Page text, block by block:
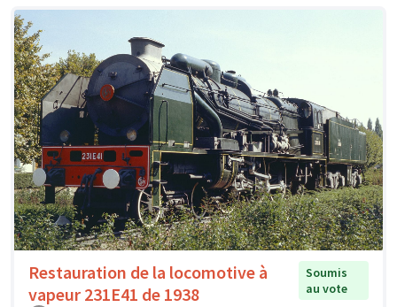
Restauration de la locomotive à
vapeur 231E41 de 1938
Soumis
au vote